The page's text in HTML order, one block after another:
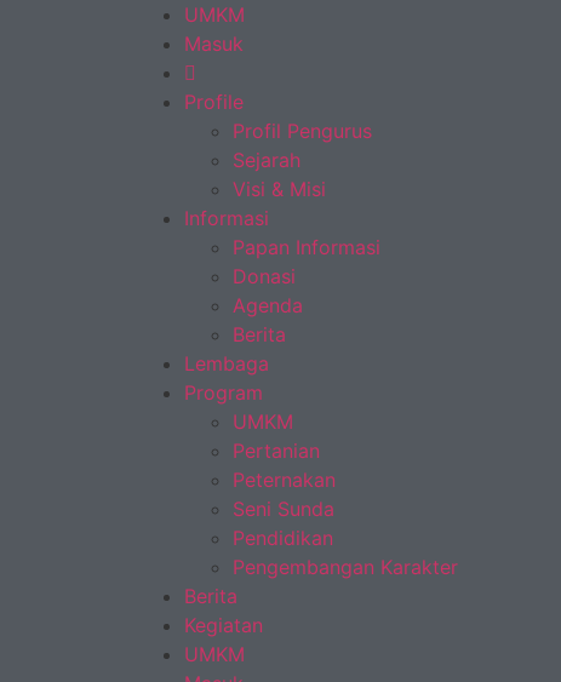
UMKM
Masuk
Profile
Profil Pengurus
Sejarah
Visi & Misi
Informasi
Papan Informasi
Donasi
Agenda
Berita
Lembaga
Program
UMKM
Pertanian
Peternakan
Seni Sunda
Pendidikan
Pengembangan Karakter
Berita
Kegiatan
UMKM